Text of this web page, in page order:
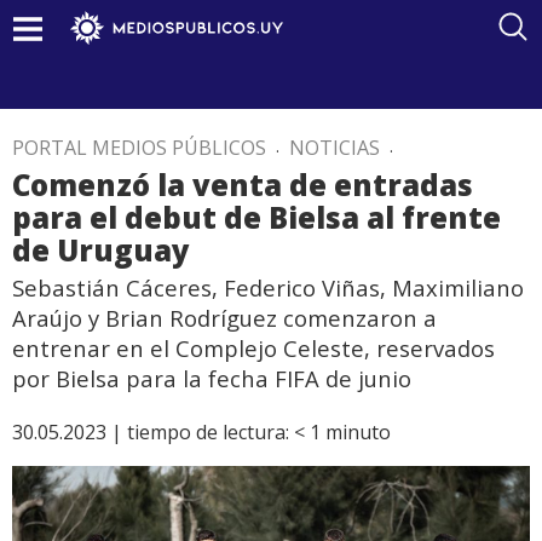
PORTAL MEDIOS PÚBLICOS . NOTICIAS .
Comenzó la venta de entradas
para el debut de Bielsa al frente
de Uruguay
Sebastián Cáceres, Federico Viñas, Maximiliano
Araújo y Brian Rodríguez comenzaron a
entrenar en el Complejo Celeste, reservados
por Bielsa para la fecha FIFA de junio
30.05.2023 | tiempo de lectura: < 1 minuto